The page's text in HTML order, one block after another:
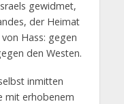
gewidmet,
der Heimat
Hass: gegen
den Westen.
inmitten
mit erhobenem